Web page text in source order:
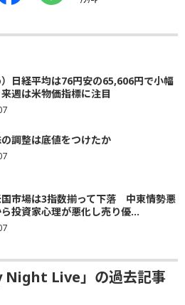
）日経平均は76円安の65,606円で小幅
週は米物価指標に注目
調整は底値をつけたか
国市場は3指数揃って下落 中東情勢悪
投資家心理が悪化し売り優...
Night Live」の過去記事